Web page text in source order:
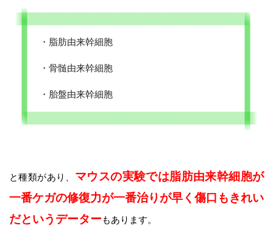
・脂肪由来幹細胞
・骨髄由来幹細胞
・胎盤由来幹細胞
と種類があり、 マウスの実験では脂肪由来幹細胞が
一番ケガの修復力が一番治りが早く傷口もきれい
だというデーターもあります。